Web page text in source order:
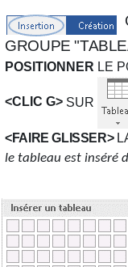
GROUPE
POSITIONNER LE
<CLIC G> SUR
<FAIRE GLISSER>
le tableau est inséré